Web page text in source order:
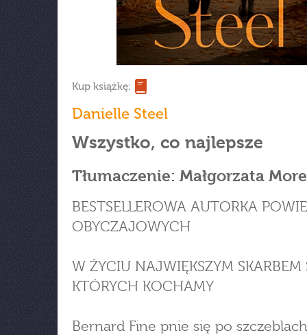
Kup książkę:
Danielle Steel
Wszystko, co najlepsze
Tłumaczenie: Małgorzata
BESTSELLEROWA AUTORKA
OBYCZAJOWYCH
W ŻYCIU NAJWIĘKSZYM SKARBEM
KTÓRYCH KOCHAMY
Bernard Fine pnie się po